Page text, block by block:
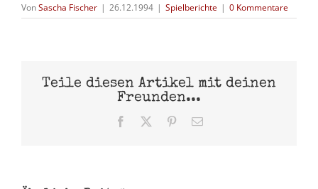
VonSascha Fischer | 26.12.1994 | Spielberichte | 0 Kommentare
Teile diesen Artikel mit deinen
Freunden...
Facebook Pinterest
E-